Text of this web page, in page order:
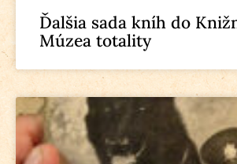
Ďalšia sada kníh do
Múzea totality